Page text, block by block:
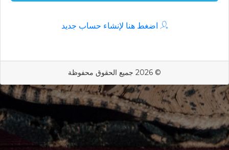
اضغط هنا لإنشاء حساب جديد
© 2026 جميع الحقوق محفوظة